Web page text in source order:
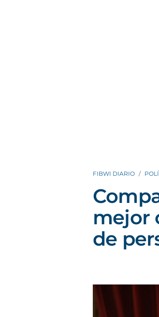
FIBWI DIARIO
mejor
de